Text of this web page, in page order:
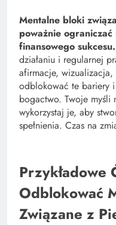
Mentalne bloki
poważnie ograniczać
finansowego sukcesu.
działaniu i regularnej
afirmacje,
odblokować te bariery
bogactwo. Twoje
wykorzystaj je, aby
spełnienia. Czas na
Przykładowe
Odblokować
Związane z